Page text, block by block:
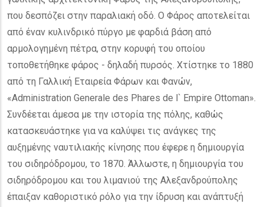
που δεσπόζει στην παραλιακή οδό. Ο Φάρος αποτελείται
από έναν κυλινδρικό πύργο με φαρδιά βάση από
αρμολογημένη πέτρα, στην κορυφή του οποίου
τοποθετήθηκε φάρος - δηλαδή πυρσός. Χτίστηκε το 1880
από τη Γαλλική Εταιρεία Φάρων και Φανών,
«Administration Generale des Phares de l` Empire Ottoman».
Συνδέεται άμεσα με την ιστορία της πόλης, καθώς
κατασκευάστηκε για να καλύψει τις ανάγκες της
αυξημένης ναυτιλιακής κίνησης που έφερε η δημιουργία
του σιδηρόδρομου, το 1870. Άλλωστε, η δημιουργία του
σιδηρόδρομου και του λιμανιού της Αλεξανδρούπολης
έπαιξαν καθοριστικό ρόλο για την ίδρυση και ανάπτυξή